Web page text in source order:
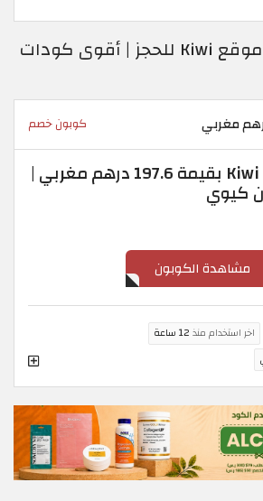
المزيد من عروض موقع Kiwi للحجز | أقوى كودات
كوبون خصم
كود خصم Kiwi 2026 بقيمة 197.6 درهم مغربي |
كيوي
مشاهدة الكوبون
اخر استخدام منذ 12 ساعة